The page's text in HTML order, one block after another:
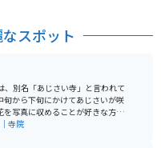
スポット
、別名「あじさい寺」と言われて
旬から下旬にかけてあじさいが咲
を写真に収めることが好きな方に
だ、三室戸寺周辺の道は少し狭
寺院